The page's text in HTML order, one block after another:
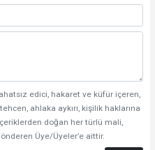
edici, hakaret ve küfür içeren,
ahlaka aykırı, kişilik haklarına
doğan her türlü mali,
Üye/Üyeler’e aittir.